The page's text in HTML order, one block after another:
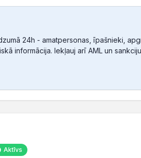
24h - amatpersonas, īpašnieki,
informācija. Iekļauj arī AML un
Aktīvs